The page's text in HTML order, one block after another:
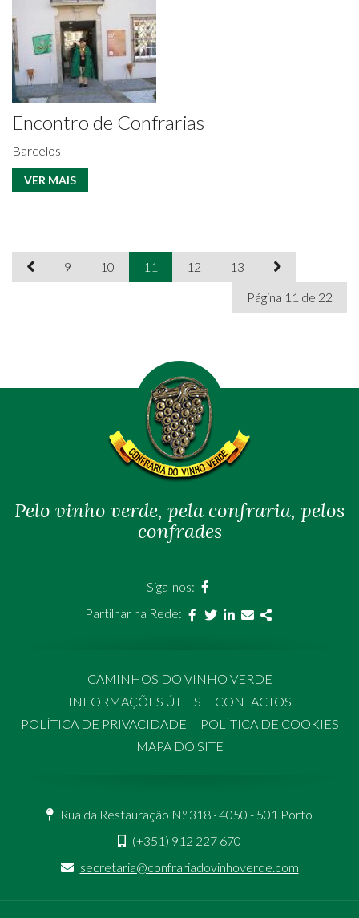
Encontro de Confrarias
Barcelos
VER MAIS
9 10 11 12
13
Página 11 de 22
Pelo vinho verde, pela confraria, pelos
confrades
Siga-nos:
Partilhar na Rede: Facebook
TwitterLinkedin
Email
CAMINHOS DO VINHO VERDE
INFORMAÇÕES ÚTEIS
CONTACTOS
POLÍTICA DE PRIVACIDADE
POLÍTICA DE COOKIES
MAPA DO SITE
Rua da Restauração N.º 318 · 4050 - 501 Porto
(+351) 912 227 670
secretaria@confrariadovinhoverde.com